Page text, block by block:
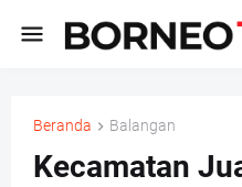
Beranda Balangan
Kecamatan